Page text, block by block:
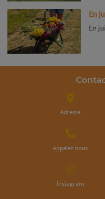
En
En
Adresse
Appelez nous
Instagram